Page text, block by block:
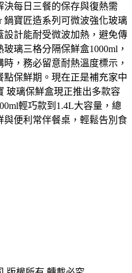
每日三餐的保存與復熱需
鍋寶匠造系列可微波強化玻璃
計能耐受微波加熱，避免傳
璃三格分隔保鮮盒1000ml，
，務必留意耐熱溫度標示，
保鮮期。現在正是補充家中
玻璃保鮮盒現正推出多款容
輕巧款到1.4L大容量，總
便利常伴餐桌，輕鬆告別食